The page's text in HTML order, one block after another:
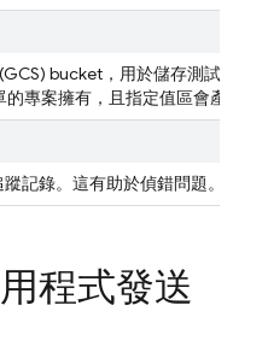
bucket，用於儲存測試結果
專案擁有，且指定值區會產生儲
記錄。這有助於偵錯問題。
程式發送